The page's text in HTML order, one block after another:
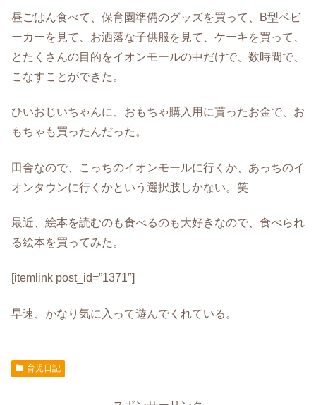
昼ごはん食べて、保育園準備のグッズを買って、B型ベビ
ーカーを見て、お洒落な子供服を見て、ケーキを買って、
とたくさんの目的をイオンモールの中だけで、数時間で、
こなすことができた。
ひいおじいちゃんに、おもちゃ購入用に貰ったお金で、お
もちゃも買ったんだった。
田舎なので、こっちのイオンモールに行くか、あっちのイ
オンタウンに行くかという選択肢しかない。笑
最近、絵本を読むのも食べるのも大好きなので、食べられ
る絵本を買ってみた。
[itemlink post_id=”1371″]
早速、かなり気に入って遊んでくれている。
育児日記